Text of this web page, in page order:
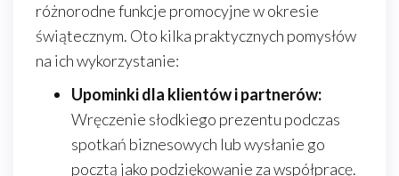
różnorodne funkcje promocyjne w okresie
świątecznym. Oto kilka praktycznych pomysłów
na ich wykorzystanie:
Upominki dla klientów i partnerów:
Wręczenie słodkiego prezentu podczas
spotkań biznesowych lub wysłanie go
pocztą jako podziękowanie za współpracę.